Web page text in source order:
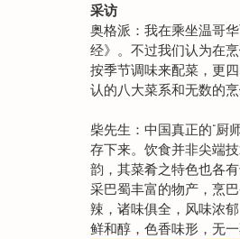
采访
奥格派：我在乘坐温哥
经》。不过我们认为在
按季节调味来配菜，更
认的八大菜系和无数的
柴先生：中国真正的“厨
存下来。饮食并非尖端
韵，其菜肴之特色也各
采巴蜀丰富的物产，烹
辣，诸味俱全，风味浓
鲜和醇，色香味形，无